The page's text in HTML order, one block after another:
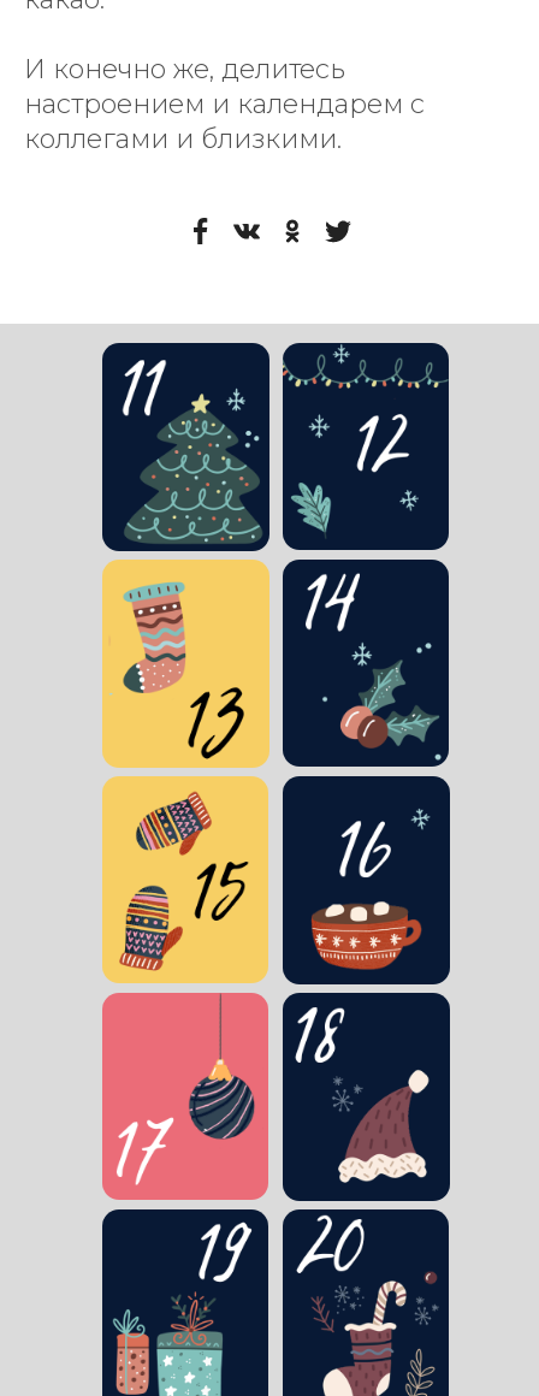
И конечно же, делитесь
настроением и календарем с
коллегами и близкими.